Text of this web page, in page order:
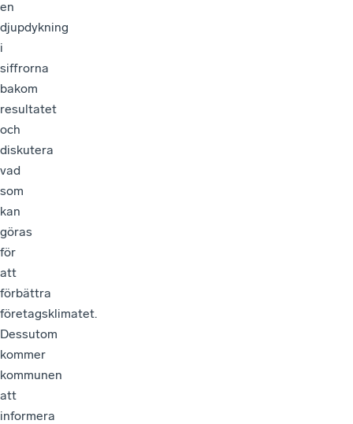
en
djupdykning
i
siffrorna
bakom
resultatet
och
diskutera
vad
som
kan
göras
för
att
förbättra
företagsklimatet.
Dessutom
kommer
kommunen
att
informera